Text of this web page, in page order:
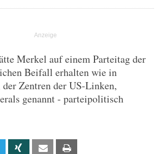
Merkel auf einem Parteitag der
Beifall erhalten wie in
Zentren der US-Linken,
genannt - parteipolitisch
Linkedin Xing Email